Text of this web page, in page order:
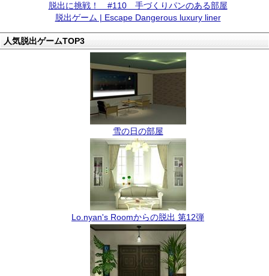
脱出に挑戦！ #110 手づくりパンのある部屋
脱出ゲーム | Escape Dangerous luxury liner
人気脱出ゲームTOP3
雪の日の部屋
Lo.nyan's Roomからの脱出 第12弾